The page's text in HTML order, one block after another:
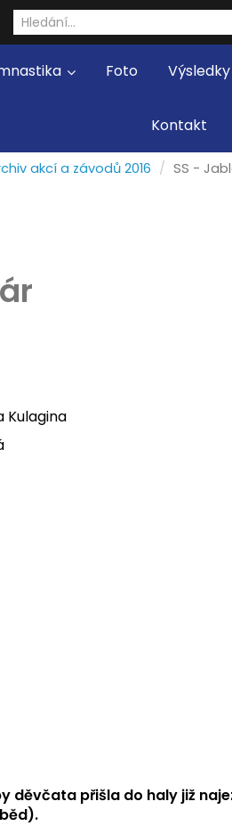
Foto Výsledky
Kontakt
akcí a závodů 2016 SS -
Kulagina
děvčata přišla do haly již